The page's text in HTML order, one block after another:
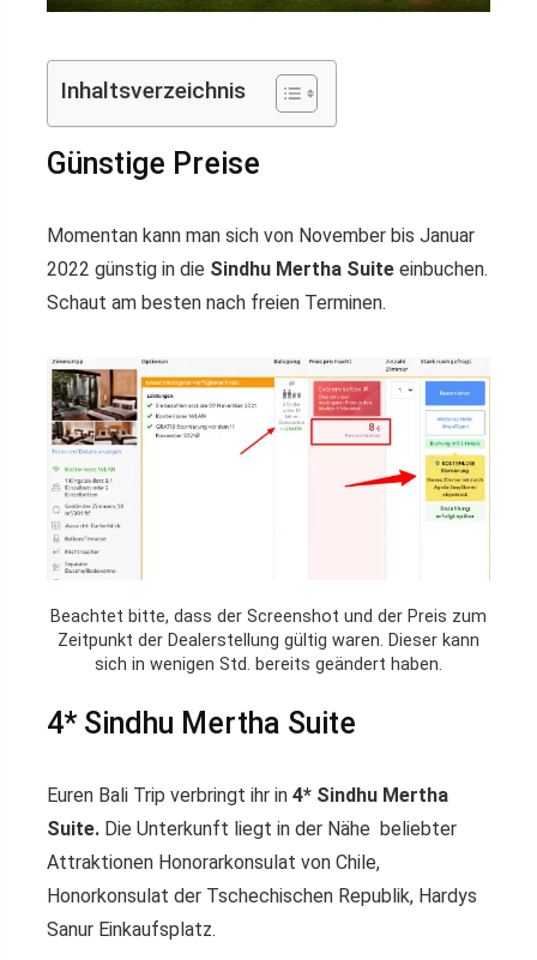
Inhaltsverzeichnis
Günstige Preise
Momentan kann man sich von November bis Januar
2022 günstig in die Sindhu Mertha Suite einbuchen.
Schaut am besten nach freien Terminen.
Beachtet bitte, dass der Screenshot und der Preis zum
Zeitpunkt der Dealerstellung gültig waren. Dieser kann
sich in wenigen Std. bereits geändert haben.
4* Sindhu Mertha Suite
Euren Bali Trip verbringt ihr in 4* Sindhu Mertha
Suite. Die Unterkunft liegt in der Nähe beliebter
Attraktionen Honorarkonsulat von Chile,
Honorkonsulat der Tschechischen Republik, Hardys
Sanur Einkaufsplatz.